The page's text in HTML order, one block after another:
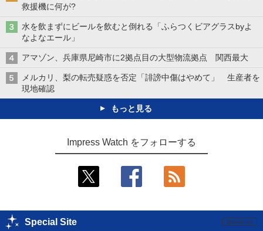
救援機に何が?
水を飲まずにビールを飲むと倒れる「ふらつくビアグラスbyよ
なよなエール」
アマゾン、兵庫県尼崎市に2拠点目の大型物流拠点 関西最大
メルカリ、梨の転売疑惑を否定「誹謗中傷はやめて」 生産者を
現地確認
もっと見る
Impress Watch をフォローする
Special Site